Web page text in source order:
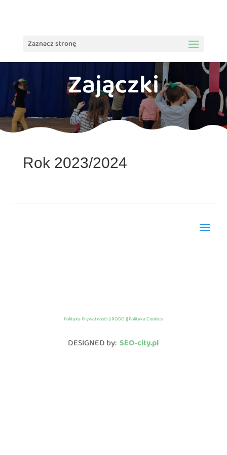
Zaznacz stronę
Zajączki
Rok 2023/2024
Polityka Prywatnośći || RODO || Polityka Cookies
DESIGNED by:SEO-city.pl